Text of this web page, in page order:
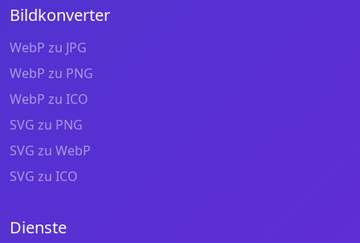
Bildkonverter
WebP zu JPG
WebP zu PNG
WebP zu ICO
SVG zu PNG
SVG zu WebP
SVG zu ICO
Dienste